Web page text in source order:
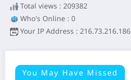
Total views : 209382
Who's Online : 0
Your IP Address : 216.73.216.186
You May Have Missed